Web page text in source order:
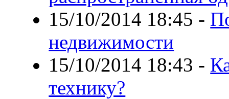
15/10/2014 18:45 -
недвижимости
15/10/2014 18:43 -
технику?